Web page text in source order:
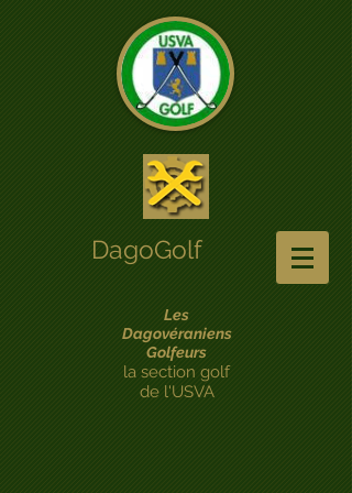
DagoGolf
Les
Dagovéraniens
Golfeurs
la section golf
de l'USVA